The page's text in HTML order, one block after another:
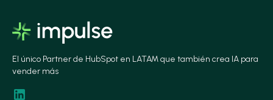
El único Partner de HubSpot en LATAM que también crea IA para
vender más